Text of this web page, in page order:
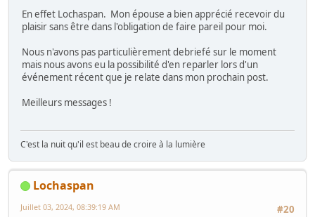
En effet Lochaspan. Mon épouse a bien apprécié recevoir du
plaisir sans être dans l'obligation de faire pareil pour moi.
Nous n'avons pas particulièrement debriefé sur le moment
mais nous avons eu la possibilité d'en reparler lors d'un
événement récent que je relate dans mon prochain post.
Meilleurs messages !
C'est la nuit qu'il est beau de croire à la lumière
Lochaspan
#20
Juillet 03, 2024, 08:39:19 AM